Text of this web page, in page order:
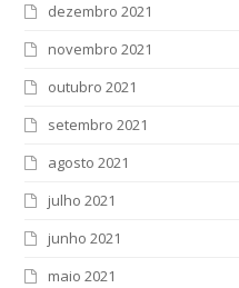
dezembro 2021
novembro 2021
outubro 2021
setembro 2021
agosto 2021
julho 2021
junho 2021
maio 2021